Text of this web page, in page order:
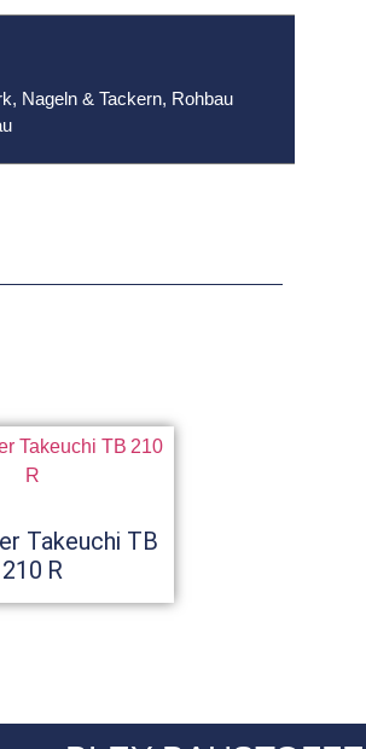
, Nageln & Tackern, Rohbau
Takeuchi TB
210 R